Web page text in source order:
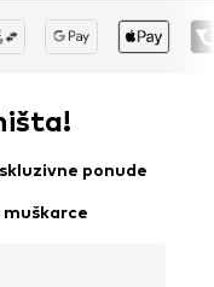
ponude
muškarce